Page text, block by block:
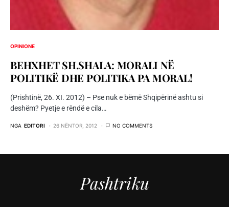
OPINIONE
BEHXHET SH.SHALA: MORALI NË
POLITIKË DHE POLITIKA PA MORAL!
(Prishtinë, 26. XI. 2012) – Pse nuk e bëmë Shqipërinë ashtu si
deshëm? Pyetje e rëndë e cila…
NGA EDITORI 26 NËNTOR, 2012 NO COMMENTS
Pashtriku